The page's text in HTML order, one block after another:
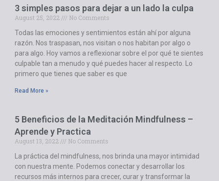
3 simples pasos para dejar a un lado la culpa
August 25, 2022
No Comments
Todas las emociones y sentimientos están ahí por alguna
razón. Nos traspasan, nos visitan o nos habitan por algo o
para algo. Hoy vamos a reflexionar sobre el por qué te sientes
culpable tan a menudo y qué puedes hacer al respecto. Lo
primero que tienes que saber es que
Read More »
5 Beneficios de la Meditación Mindfulness –
Aprende y Practica
August 13, 2022
No Comments
La práctica del mindfulness, nos brinda una mayor intimidad
con nuestra mente. Podemos conectar y desarrollar los
recursos más internos para crecer, curar y transformar la